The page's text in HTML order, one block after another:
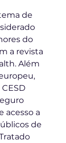
de
do
a revista
Além
acesso a
de